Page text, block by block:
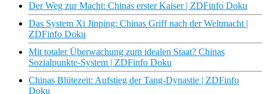
Der Weg zur Macht: Chinas erster Kaiser | ZDFinfo Doku
Das System Xi Jinping: Chinas Griff nach der Weltmacht |
ZDFinfo Doku
Mit totaler Überwachung zum idealen Staat? Chinas
Sozialpunkte-System | ZDFinfo Doku
Chinas Blütezeit: Aufstieg der Tang-Dynastie | ZDFinfo
Doku